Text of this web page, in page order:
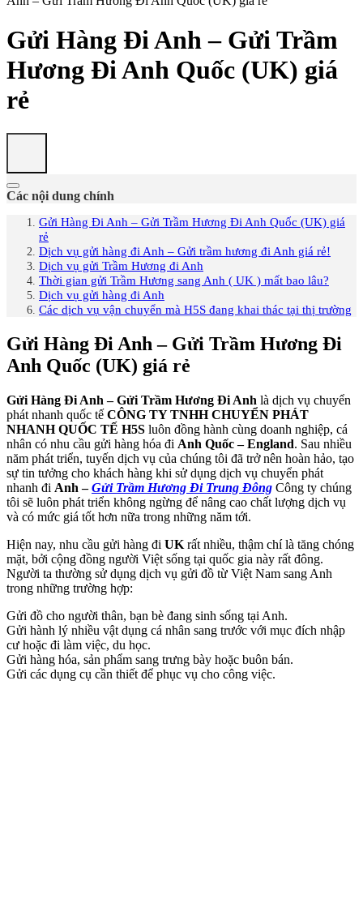
Gửi Hàng Đi Anh – Gửi Trầm
Hương Đi Anh Quốc (UK) giá
rẻ
Các nội dung chính
Gửi Hàng Đi Anh – Gửi Trầm Hương Đi Anh Quốc (UK) giá
rẻ
Dịch vụ gửi hàng đi Anh – Gửi trầm hương đi Anh giá rẻ!
Dịch vụ gửi Trầm Hương đi Anh
Thời gian gửi Trầm Hương sang Anh ( UK ) mất bao lâu?
Dịch vụ gửi hàng đi Anh
Các dịch vụ vận chuyển mà H5S đang khai thác tại thị trường
Gửi Hàng Đi Anh – Gửi Trầm Hương Đi
Anh Quốc (UK) giá rẻ
Gửi Hàng Đi Anh – Gửi Trầm Hương Đi Anh là dịch vụ chuyển
phát nhanh quốc tế CÔNG TY TNHH CHUYỂN PHÁT
NHANH QUỐC TẾ H5S luôn đồng hành cùng doanh nghiệp, cá
nhân có nhu cầu gửi hàng hóa đi Anh Quốc – England. Sau nhiều
năm phát triển, tuyến dịch vụ của chúng tôi đã trở nên hoàn hảo, tạo
sự tin tưởng cho khách hàng khi sử dụng dịch vụ chuyển phát
nhanh đi Anh –Gửi Trầm Hương Đi Trung Đông Công ty chúng
tôi sẽ luôn phát triển không ngừng để nâng cao chất lượng dịch vụ
và có mức giá tốt hơn nữa trong những năm tới.
Hiện nay, nhu cầu gửi hàng đi UK rất nhiều, thậm chí là tăng chóng
mặt, bởi cộng đồng người Việt sống tại quốc gia này rất đông.
Người ta thường sử dụng dịch vụ gửi đồ từ Việt Nam sang Anh
trong những trường hợp:
Gửi đồ cho người thân, bạn bè đang sinh sống tại Anh.
Gửi hành lý nhiều vật dụng cá nhân sang trước với mục đích nhập
cư hoặc đi làm việc, du học.
Gửi hàng hóa, sản phẩm sang trưng bày hoặc buôn bán.
Gửi các dụng cụ cần thiết để phục vụ cho công việc.